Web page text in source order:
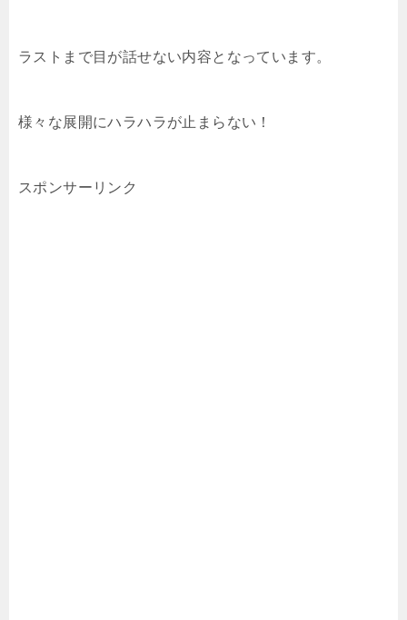
ラストまで目が話せない内容となっています。
様々な展開にハラハラが止まらない！
スポンサーリンク